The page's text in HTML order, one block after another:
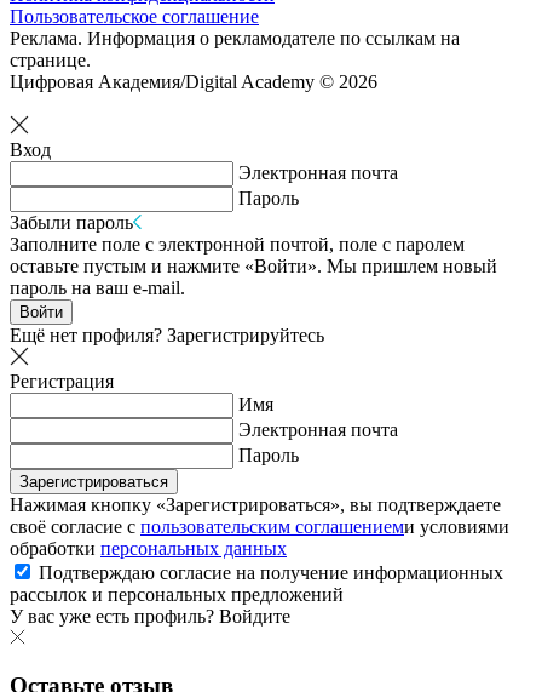
Пользовательское соглашение
Реклама. Информация о рекламодателе по ссылкам на
странице.
Цифровая Академия/Digital Academy © 2026
Вход
Электронная почта
Пароль
Забыли пароль
Заполните поле с электронной почтой, поле с паролем
оставьте пустым и нажмите «Войти». Мы пришлем новый
пароль на ваш e-mail.
Войти
Ещё нет профиля? Зарегистрируйтесь
Регистрация
Имя
Электронная почта
Пароль
Зарегистрироваться
Нажимая кнопку «Зарегистрироваться», вы подтверждаете
своё согласие с пользовательским соглашениеми условиями
обработки персональных данных
Подтверждаю согласие на получение информационных
рассылок и персональных предложений
У вас уже есть профиль? Войдите
Оставьте отзыв